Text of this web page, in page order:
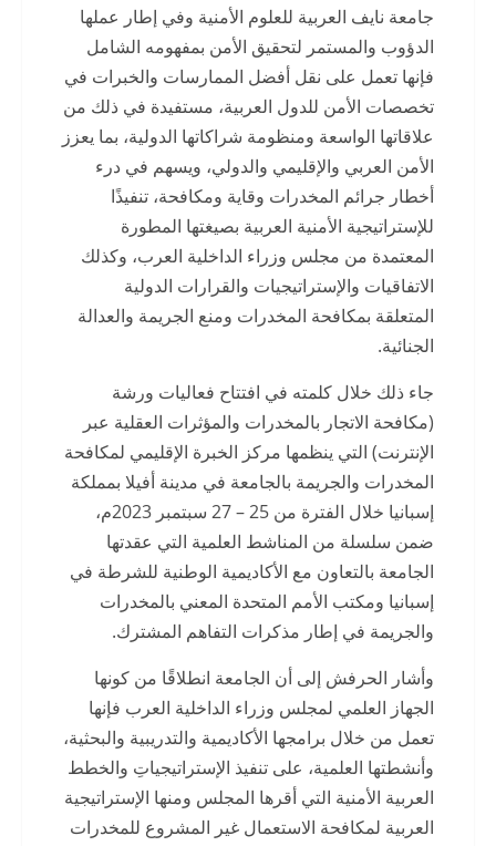
جامعة نايف العربية للعلوم الأمنية وفي إطار عملها
الدؤوب والمستمر لتحقيق الأمن بمفهومه الشامل
فإنها تعمل على نقل أفضل الممارسات والخبرات في
تخصصات الأمن للدول العربية، مستفيدة في ذلك من
علاقاتها الواسعة ومنظومة شراكاتها الدولية، بما يعزز
الأمن العربي والإقليمي والدولي، ويسهم في درء
أخطار جرائم المخدرات وقاية ومكافحة، تنفيذًا
للإستراتيجية الأمنية العربية بصيغتها المطورة
المعتمدة من مجلس وزراء الداخلية العرب، وكذلك
الاتفاقيات والإستراتيجيات والقرارات الدولية
المتعلقة بمكافحة المخدرات ومنع الجريمة والعدالة
الجنائية.
جاء ذلك خلال كلمته في افتتاح فعاليات ورشة
(مكافحة الاتجار بالمخدرات والمؤثرات العقلية عبر
الإنترنت) التي ينظمها مركز الخبرة الإقليمي لمكافحة
المخدرات والجريمة بالجامعة في مدينة أفيلا بمملكة
إسبانيا خلال الفترة من 25 – 27 سبتمبر 2023م،
ضمن سلسلة من المناشط العلمية التي عقدتها
الجامعة بالتعاون مع الأكاديمية الوطنية للشرطة في
إسبانيا ومكتب الأمم المتحدة المعني بالمخدرات
والجريمة في إطار مذكرات التفاهم المشترك.
وأشار الحرفش إلى أن الجامعة انطلاقًا من كونها
الجهاز العلمي لمجلس وزراء الداخلية العرب فإنها
تعمل من خلال برامجها الأكاديمية والتدريبية والبحثية،
وأنشطتها العلمية، على تنفيذ الإستراتيجياتِ والخطط
العربية الأمنية التي أقرها المجلس ومنها الإستراتيجية
العربية لمكافحة الاستعمال غير المشروع للمخدرات